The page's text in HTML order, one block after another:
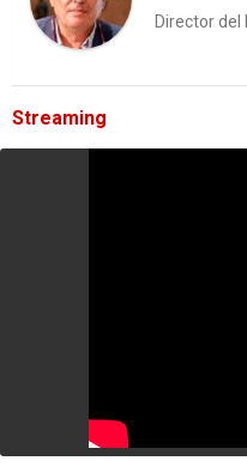
Director del
Streaming